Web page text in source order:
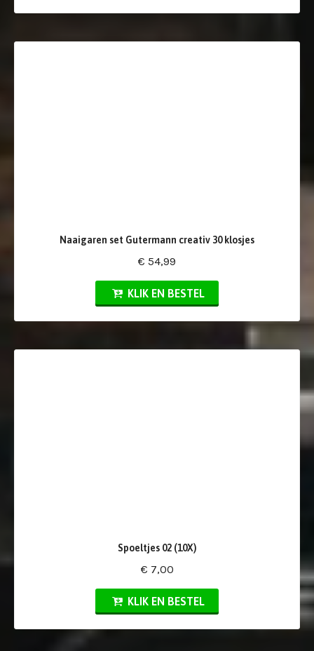
Naaigaren set Gutermann creativ 30 klosjes
€ 54,99
KLIK EN BESTEL
Spoeltjes 02 (10X)
€ 7,00
KLIK EN BESTEL